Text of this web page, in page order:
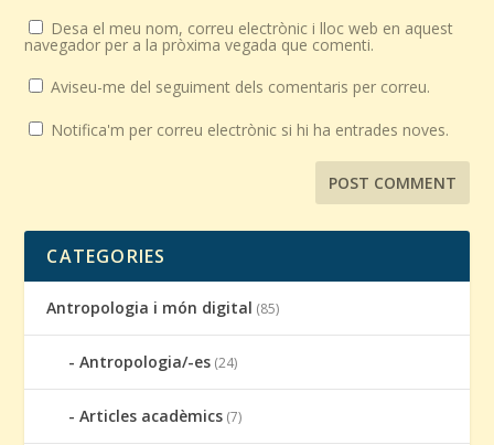
Desa el meu nom, correu electrònic i lloc web en aquest
navegador per a la pròxima vegada que comenti.
Aviseu-me del seguiment dels comentaris per correu.
Notifica'm per correu electrònic si hi ha entrades noves.
CATEGORIES
Antropologia i món digital (85)
Antropologia/-es (24)
Articles acadèmics (7)